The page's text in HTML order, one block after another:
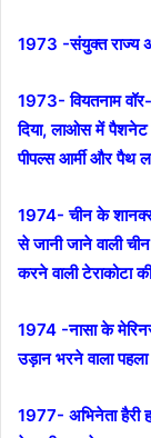
1973 -संयुक्त राज्य
1973- वियतनाम
दिया, लाओस में पैशनेट
पीपल्स आर्मी और पैथ
1974- चीन के
से जानी जाने वाली
करने वाली टेराकोटा
1974 -नासा के
उड़ान भरने वाला
1977- अभिनेता हैरी